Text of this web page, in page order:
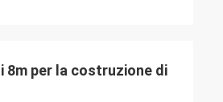
8m per la costruzione di